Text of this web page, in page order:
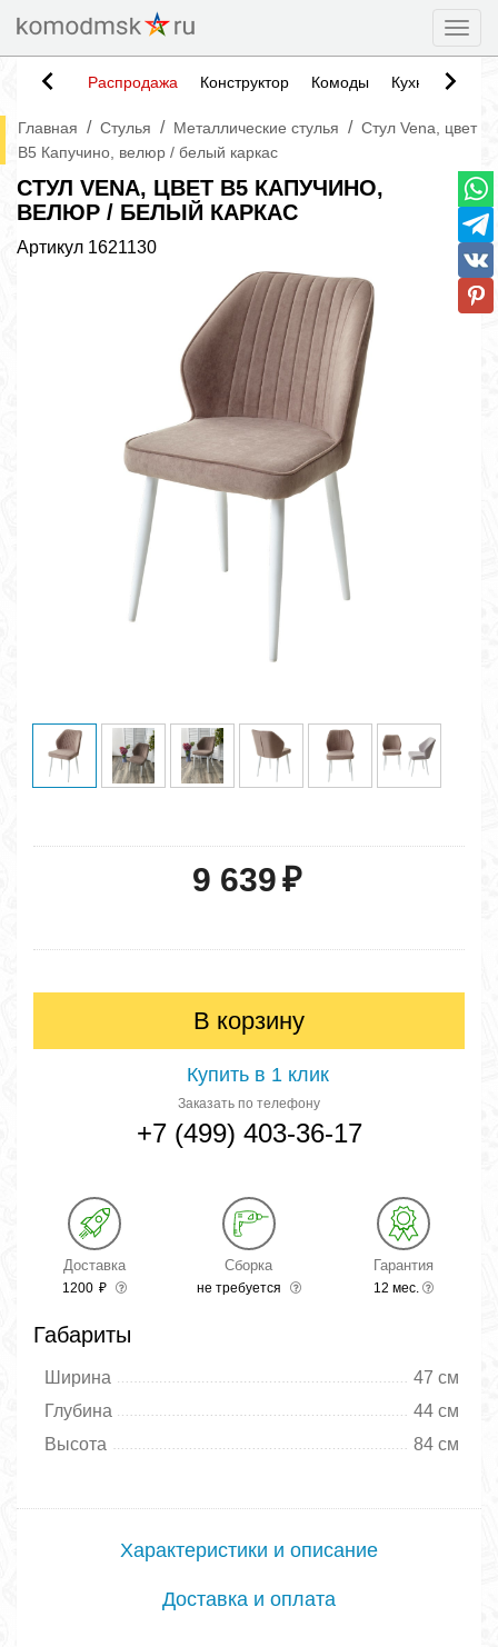
Распродажа Конструктор Комоды Кухни
Главная / Стулья / Металлические стулья / Стул Vena, цвет
B5 Капучино, велюр / белый каркас
СТУЛ VENA, ЦВЕТ B5 КАПУЧИНО,
ВЕЛЮР / БЕЛЫЙ КАРКАС
Артикул 1621130
9 639₽
В корзину
Купить в 1 клик
Заказать по телефону
+7 (499) 403-36-17
Доставка
1200 ₽
Сборка
не требуется
Гарантия
12 мес.
Габариты
Ширина
47 см
Глубина
44 см
Высота
84 см
Характеристики и описание
Доставка и оплата